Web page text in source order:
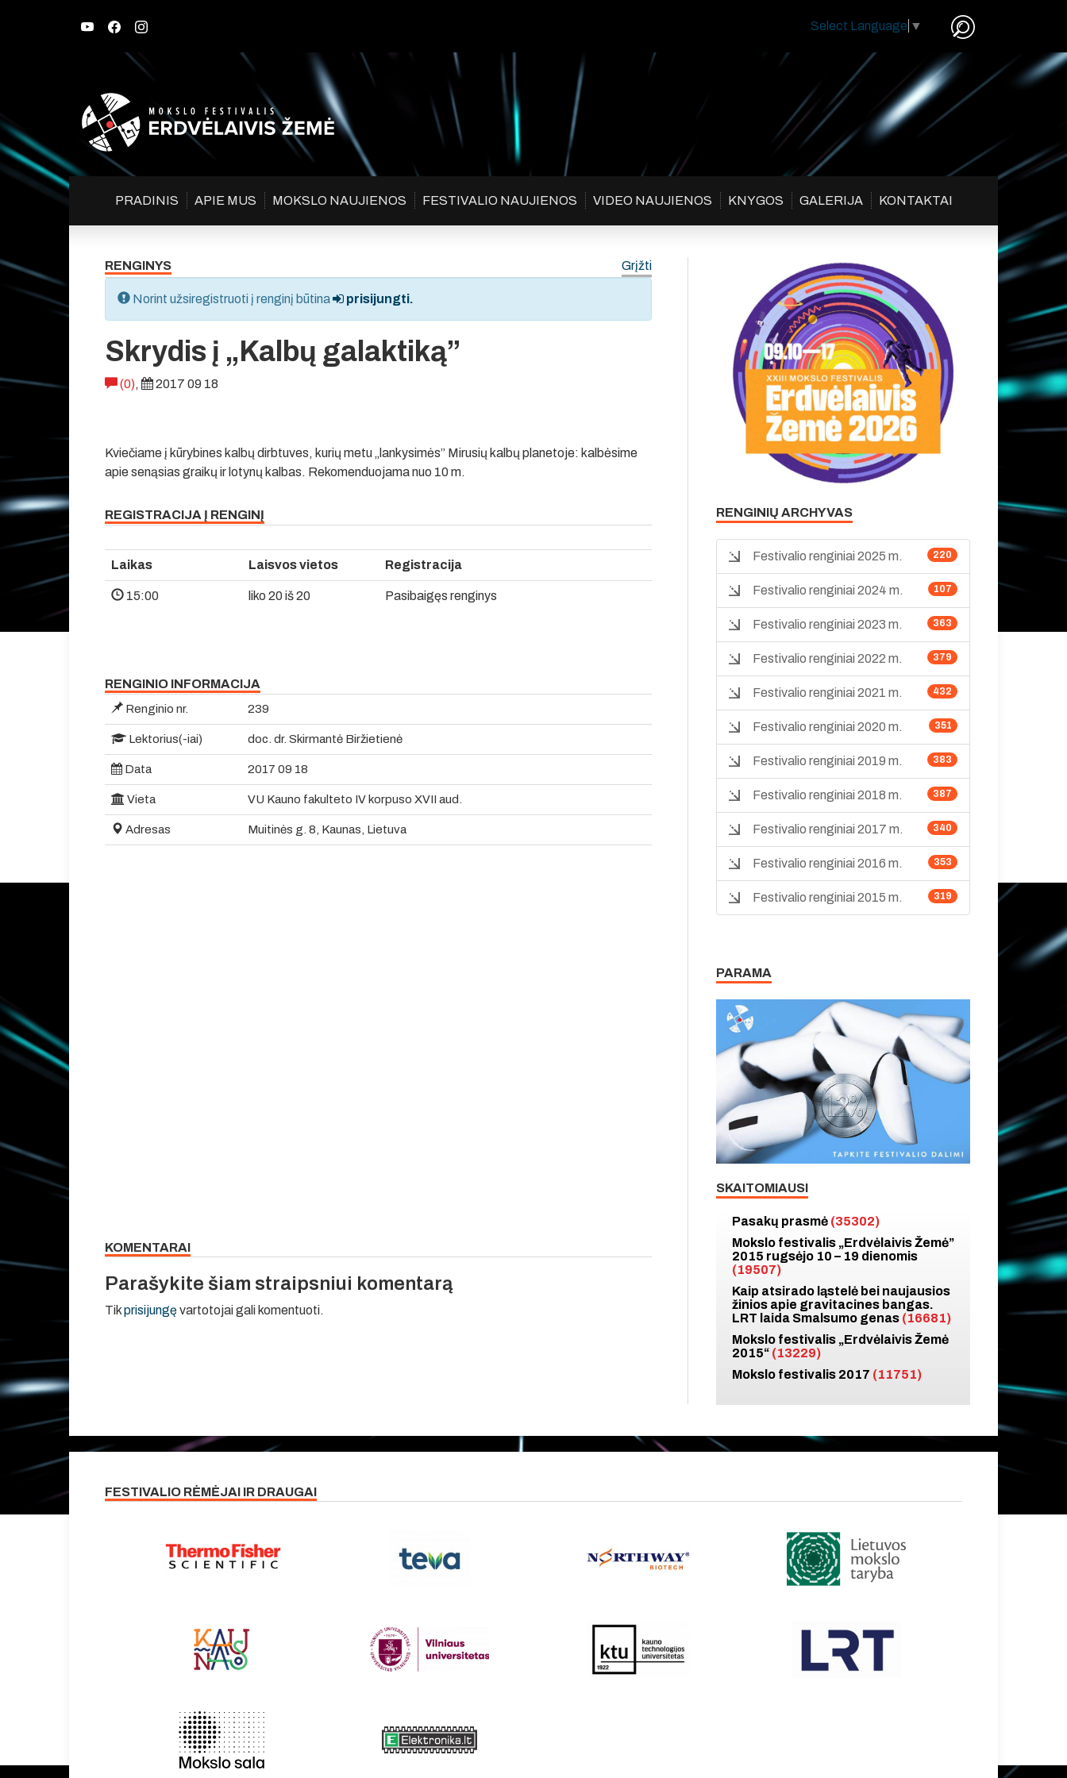
Select Language ▼
PRADINIS APIE MUS MOKSLO NAUJIENOS FESTIVALIO NAUJIENOS VIDEO NAUJIENOS KNYGOS GALERIJA KONTAKTAI
RENGINYS Grįžti
Norint užsiregistruoti į renginį būtina prisijungti.
Skrydis į „Kalbų galaktiką”
(0), 2017 09 18
Kviečiame į kūrybines kalbų dirbtuves, kurių metu „lankysimės” Mirusių kalbų planetoje: kalbėsime
apie senąsias graikų ir lotynų kalbas. Rekomenduojama nuo 10 m.
REGISTRACIJA Į RENGINĮ
Laikas Laisvos vietos Registracija
15:00 liko 20 iš 20 Pasibaigęs renginys
RENGINIO INFORMACIJA
Renginio nr. 239
Lektorius(-iai) doc. dr. Skirmantė Biržietienė
Data 2017 09 18
Vieta VU Kauno fakulteto IV korpuso XVII aud.
Adresas Muitinės g. 8, Kaunas, Lietuva
KOMENTARAI
Parašykite šiam straipsniui komentarą
Tikprisijungęvartotojai gali komentuoti.
RENGINIŲ ARCHYVAS
220
Festivalio renginiai 2025 m.
107
Festivalio renginiai 2024 m.
363
Festivalio renginiai 2023 m.
379
Festivalio renginiai 2022 m.
432
Festivalio renginiai 2021 m.
351
Festivalio renginiai 2020 m.
383
Festivalio renginiai 2019 m.
387
Festivalio renginiai 2018 m.
340
Festivalio renginiai 2017 m.
353
Festivalio renginiai 2016 m.
319
Festivalio renginiai 2015 m.
PARAMA
SKAITOMIAUSI
Pasakų prasmė (35302)
Mokslo festivalis „Erdvėlaivis Žemė”
2015 rugsėjo 10 – 19 dienomis
(19507)
Kaip atsirado ląstelė bei naujausios
žinios apie gravitacines bangas.
LRT laida Smalsumo genas (16681)
Mokslo festivalis „Erdvėlaivis Žemė
2015“ (13229)
Mokslo festivalis 2017 (11751)
FESTIVALIO RĖMĖJAI IR DRAUGAI